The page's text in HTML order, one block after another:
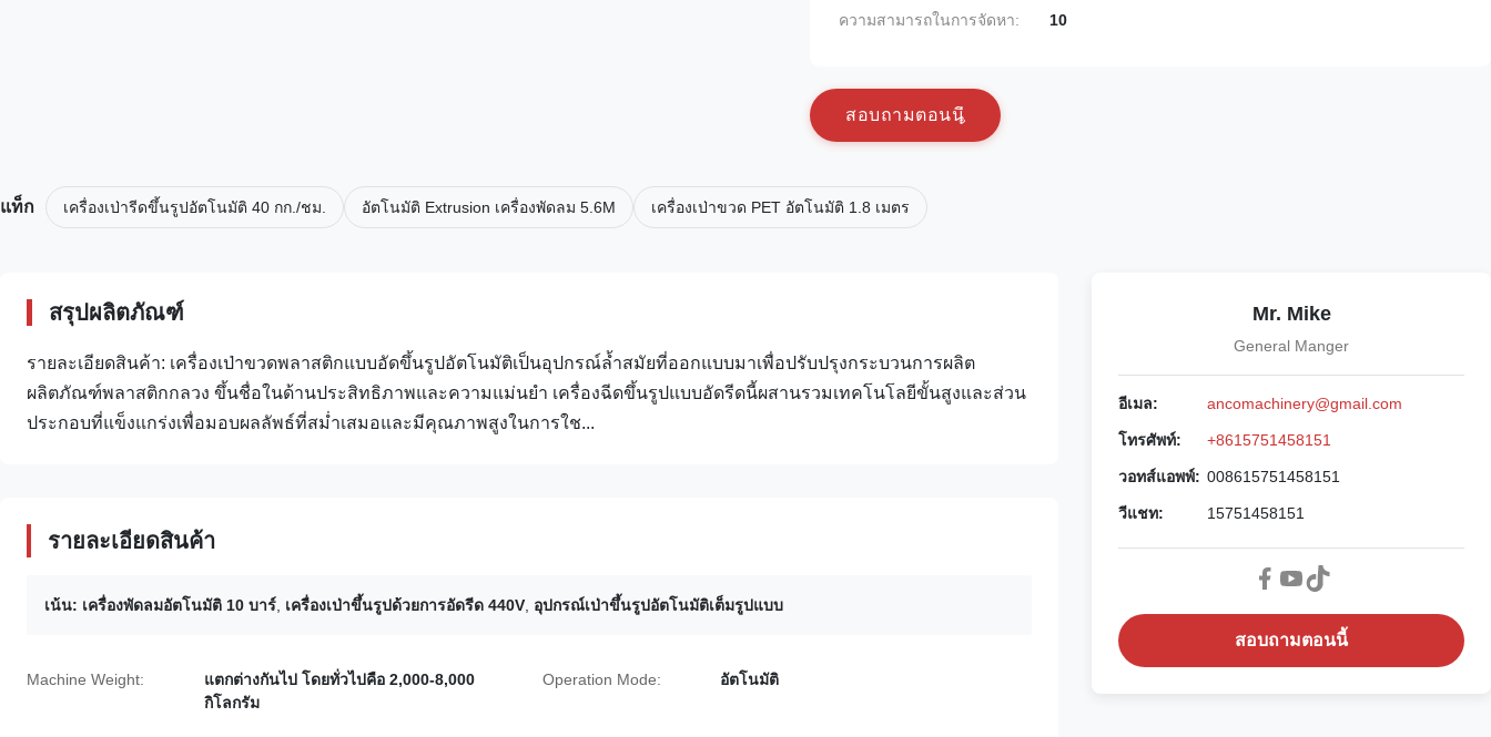
ความสามารถในการจัดหา: 10
สอบถามตอนน
แท็ก เครื่องเป่ารีดขึ้นรูปอัตโนมัติ 40 กก./ชม. อัตโนมัติ Extrusion เครื่องพัดลม 5.6M เครื่องเป่าขวด PET อัตโนมัติ 1.8 เมตร
สรุปผลิตภัณฑ์
รายละเอียดสินค้า: เครื่องเป่าขวดพลาสติกแบบอัดขึ้นรูปอัตโนมัติเป็นอุปกรณ์ล้ำสมัยที่ออกแบบมาเพื่อปรับปรุงกระบวนการผลิต
ผลิตภัณฑ์พลาสติกกลวง ขึ้นชื่อในด้านประสิทธิภาพและความแม่นยำ เครื่องฉีดขึ้นรูปแบบอัดรีดนี้ผสานรวมเทคโนโลยีขั้นสูงและส่วน
ประกอบที่แข็งแกร่งเพื่อมอบผลลัพธ์ที่สม่ำเสมอและมีคุณภาพสูงในการใช...
รายละเอียดสินค้า
เน้น: เครื่องพัดลมอัตโนมัติ 10 บาร์ เครื่องเป่าขึ้นรูปด้วยการอัดรีด 440V อุปกรณ์เป่าขึ้นรูปอัตโนมัติเต็มรูปแบบ
Machine Weight:
แตกต่างกันไป โดยทั่วไปคือ 2,000-8,000
กิโลกรัม
Operation Mode: อัตโนมัติ
Mr. Mike
General Manger
อีเมล: ancomachinery@gmail.com
โทรศัพท์: +8615751458151
วอทส์แอพพ์: 008615751458151
วีแชท: 15751458151
สอบถามตอนนี้